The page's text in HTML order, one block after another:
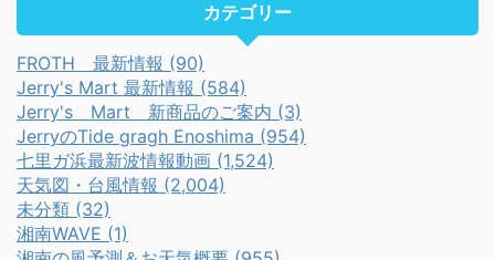
カテゴリー
FROTH 最新情報 (90)
Jerry's Mart 最新情報 (584)
Jerry's Mart 新商品のご案内 (3)
JerryのTide gragh Enoshima (954)
七里ガ浜最新波情報動画 (1,524)
天気図・台風情報 (2,004)
未分類 (32)
湘南WAVE (1)